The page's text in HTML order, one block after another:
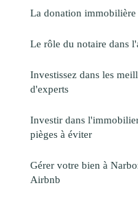
La donation
Le rôle du notaire dans
Investissez dans les
d'experts
Investir dans
pièges à éviter
Gérer votre bien à
Airbnb